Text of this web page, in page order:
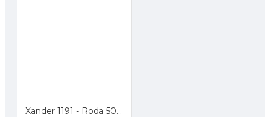
Xander 1191 - Roda 50mm Hidup - Poliurethane - 2 inch